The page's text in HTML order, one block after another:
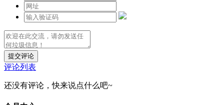
提交评论
评论列表
还没有评论，快来说点什么吧~